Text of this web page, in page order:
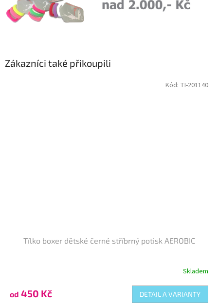
Zákazníci také přikoupili
Tílko boxer dětské černé stříbrný potisk AEROBIC
Skladem
od 450 Kč DETAIL A VARIANTY
Kód: TI-201140